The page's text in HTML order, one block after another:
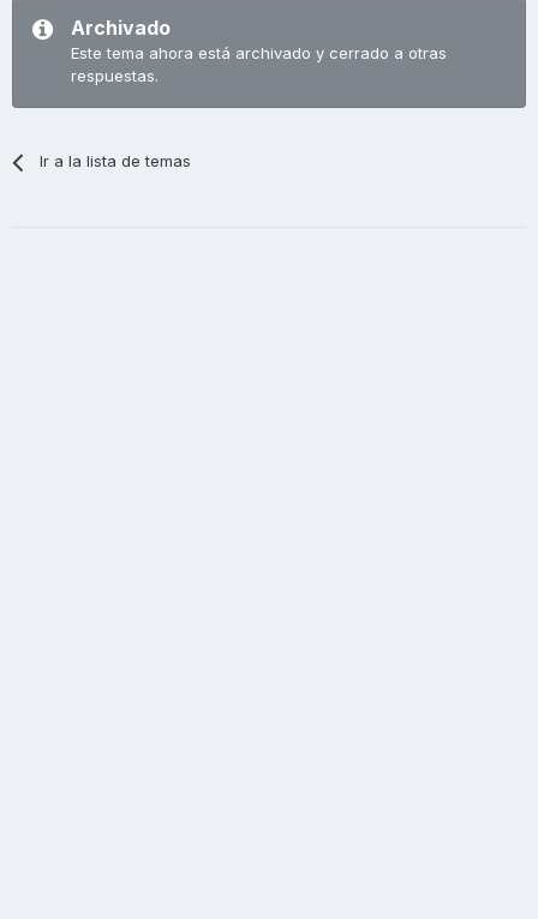
Archivado
Este tema ahora está archivado y cerrado a otras
respuestas.
Ir a la lista de temas